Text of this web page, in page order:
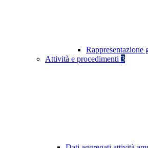
Rappresentazione
Attività e procedimenti 3